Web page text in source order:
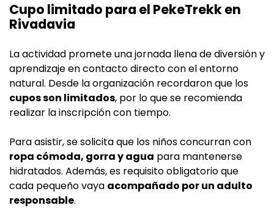
Cupo limitado para el PekeTrekk en
Rivadavia
La actividad promete una jornada llena de diversión y
aprendizaje en contacto directo con el entorno
natural. Desde la organización recordaron que los
cupos son limitados, por lo que se recomienda
realizar la inscripción con tiempo.
Para asistir, se solicita que los niños concurran con
ropa cómoda, gorra y agua para mantenerse
hidratados. Además, es requisito obligatorio que
cada pequeño vaya acompañado por un adulto
responsable.